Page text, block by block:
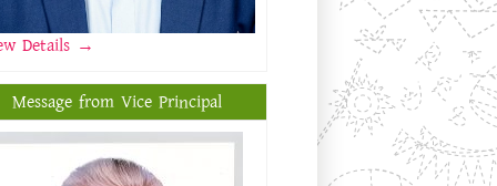
Details →
Message from Vice Principal